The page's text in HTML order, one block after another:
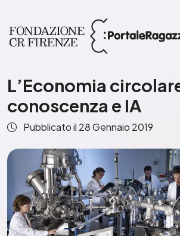
L’Economia
conoscenza e IA
Pubblicato il 28 Gennaio 2019